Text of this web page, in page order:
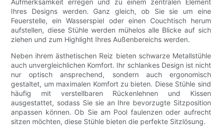
Aufmerksamkeit erregen und zu einem zentralen Element
Ihres Designs werden. Ganz gleich, ob Sie sie um eine
Feuerstelle, ein Wasserspiel oder einen Couchtisch herum
aufstellen, diese Stühle werden mühelos alle Blicke auf sich
ziehen und zum Highlight Ihres Außenbereichs werden.
Neben ihrem ästhetischen Reiz bieten schwarze Metallstühle
auch unvergleichlichen Komfort. Ihr schlankes Design ist nicht
nur optisch ansprechend, sondern auch ergonomisch
gestaltet, um maximalen Komfort zu bieten. Diese Stühle sind
häufig mit verstellbaren Rückenlehnen und Kissen
ausgestattet, sodass Sie sie an Ihre bevorzugte Sitzposition
anpassen können. Ob Sie am Pool faulenzen oder aufrecht
sitzen möchten, diese Stühle bieten die perfekte Sitzlösung.